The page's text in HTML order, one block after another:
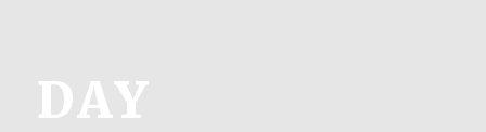
DAY